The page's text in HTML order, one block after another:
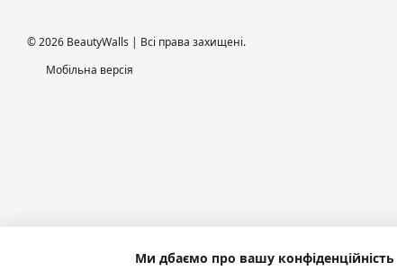
Фактично ви отримуєте кілька варіантів дизайну з
створюють легкий сучасний вигляд та
краща вентиляція приміщення
Що обрати: TANGO чи SOTA?
© 2026 BeautyWalls | Всі права захищені.
Мобільна версія
Ми дбаємо про вашу конфіденційність